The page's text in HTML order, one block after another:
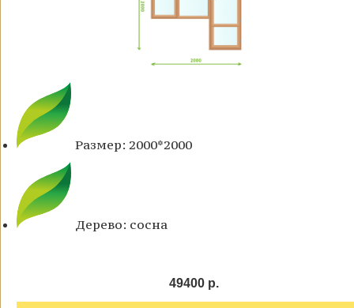
Размер: 2000*2000
Дерево: сосна
49400 р.